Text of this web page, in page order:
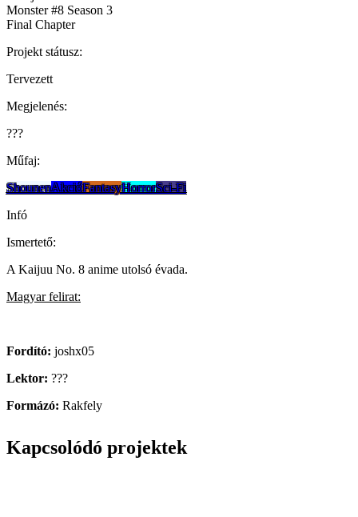
Monster #8 Season 3
Final Chapter
Projekt státusz:
Tervezett
Megjelenés:
???
Műfaj:
ShounenAkcióFantasyHorrorSci-Fi
Infó
Ismertető:
A Kaijuu No. 8 anime utolsó évada.
Magyar felirat:
Fordító: joshx05
Lektor: ???
Formázó: Rakfely
Kapcsolódó projektek